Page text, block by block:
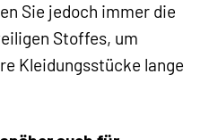
Sie jedoch immer die
Stoffes, um
Kleidungsstücke lange